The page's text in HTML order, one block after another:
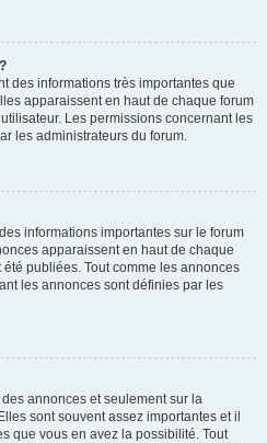
des informations très importantes que
apparaissent en haut de chaque forum
Les permissions concernant les
les administrateurs du forum.
informations importantes sur le forum
apparaissent en haut de chaque
publiées. Tout comme les annonces
les annonces sont définies par les
annonces et seulement sur la
sont souvent assez importantes et il
que vous en avez la possibilité. Tout